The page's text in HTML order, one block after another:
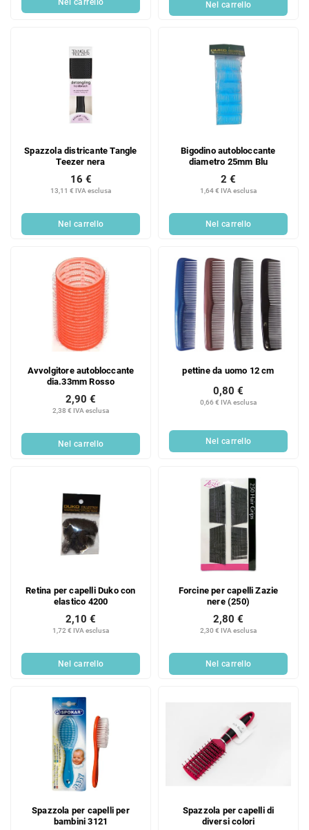
Nel carrello
Spazzola districante Tangle
Teezer nera
13,11 € IVA esclusa
16 €
Nel carrello
Bigodino autobloccante
diametro 25mm Blu
1,64 € IVA esclusa
2 €
Nel carrello
Avvolgitore autobloccante
dia.33mm Rosso
2,38 € IVA esclusa
2,90 €
Nel carrello
pettine da uomo 12 cm
0,66 € IVA esclusa
0,80 €
Nel carrello
Retina per capelli Duko con
elastico 4200
1,72 € IVA esclusa
2,10 €
Nel carrello
Forcine per capelli Zazie
nere (250)
2,30 € IVA esclusa
2,80 €
Nel carrello
Spazzola per capelli per
bambini 3121
Spazzola per capelli di
diversi colori